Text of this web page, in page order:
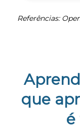
Referências:
que
é